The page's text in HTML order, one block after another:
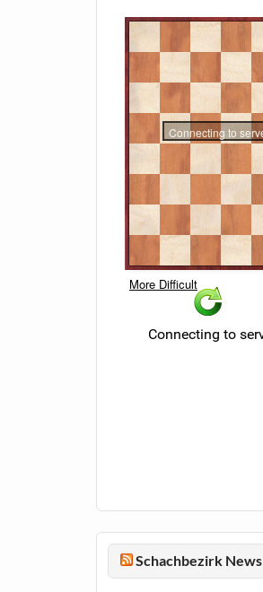
Schachbezirk News